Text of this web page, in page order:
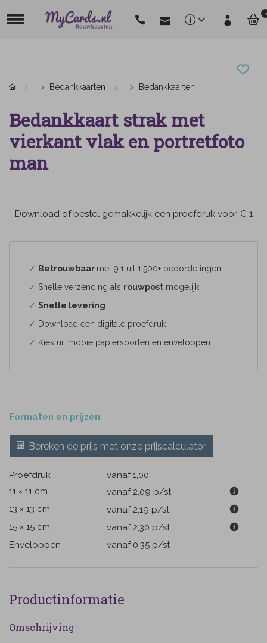
0
Bedankkaarten Bedankkaarten
Bedankkaart strak met
vierkant vlak en portretfoto
man
Download of bestel gemakkelijk een proefdruk voor € 1
✓ Betrouwbaar met 9.1 uit 1.500+ beoordelingen
✓ Snelle verzending als rouwpost mogelijk
✓ Snelle levering
✓ Download een digitale proefdruk
✓ Kies uit mooie papiersoorten en enveloppen
Formaten en prijzen
Bereken de prijs met onze prijscalculator
Proefdruk
vanaf 1,00
11 × 11 cm
vanaf 2,09 p/st
13 × 13 cm
vanaf 2,19 p/st
15 × 15 cm
vanaf 2,30 p/st
Enveloppen
vanaf 0,35 p/st
Productinformatie
Omschrijving